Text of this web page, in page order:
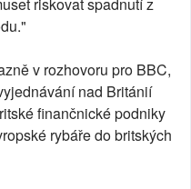
riskovat spadnutí z
v rozhovoru pro BBC,
nad Británií
finančnické podniky
rybáře do britských